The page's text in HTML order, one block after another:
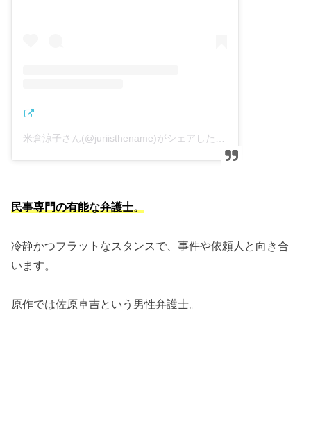
民事専門の有能な弁護士。
冷静かつフラットなスタンスで、事件や依頼人と向き合
います。
原作では佐原卓吉という男性弁護士。